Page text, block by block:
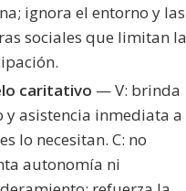
ignora el entorno y las
sociales que limitan la
caritativo — V: brinda
y asistencia inmediata a
lo necesitan. C: no
autonomía ni